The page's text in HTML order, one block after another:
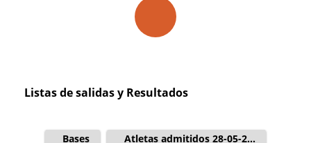
Listas de salidas y Resultados
Bases
Atletas admitidos 28-05-2...